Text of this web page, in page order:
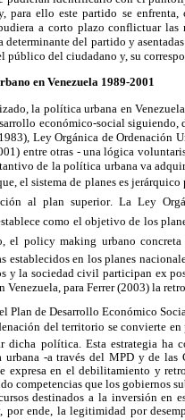
para ello este partido se
a corto plazo conflictuar las
determinante del partido y
público del ciudadano y, su
en Venezuela 1989-2001
la política urbana en
económico-social
Ley Orgánica de Ordenación
entre otras - una lógica
de la política urbana va
el sistema de planes es
al plan superior. La Ley
como el objetivo de los
el policy making urbano
establecidos en los planes
y la sociedad civil participan ex
para Ferrer (2003) la
Plan de Desarrollo Económico
del territorio se convierte en
dicha política. Esta estrategia
-a través del MPD y de las
expresa en el debilitamiento y
competencias que los gobiernos
destinados a la inversión en
por ende, la legitimidad por